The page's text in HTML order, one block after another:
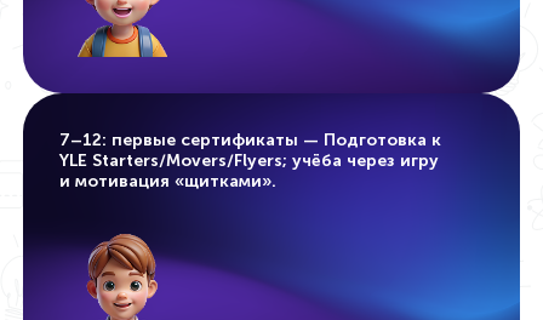
7–12: первые сертификаты — Подготовка к
YLE Starters/Movers/Flyers; учёба через игру
и мотивация «щитками».